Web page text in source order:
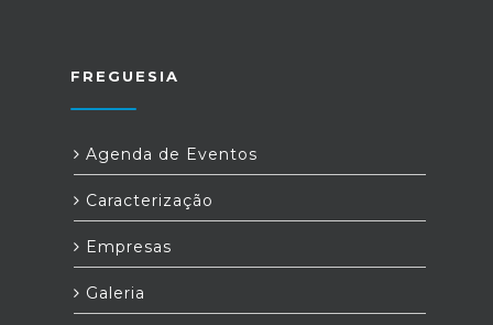
FREGUESIA
Agenda de Eventos
Caracterização
Empresas
Galeria